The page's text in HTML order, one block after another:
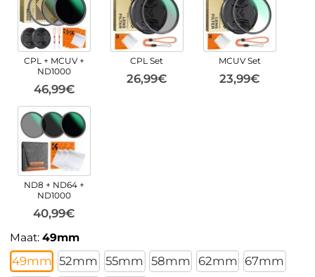
CPL + MCUV +
ND1000
46,99€
CPL Set
26,99€
MCUV Set
23,99€
ND8 + ND64 +
ND1000
40,99€
Maat:49mm
49mm 52mm 55mm 58mm 62mm 67mm